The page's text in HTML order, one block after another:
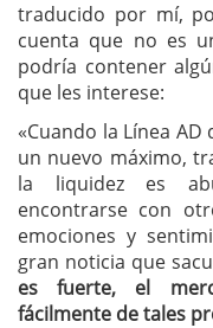
traducido por mí,
cuenta que no es
podría contener
que les interese:
«Cuando la Línea AD
un nuevo máximo,
la liquidez es
encontrarse con
emociones y
gran noticia que
es fuerte, el
fácilmente de tales